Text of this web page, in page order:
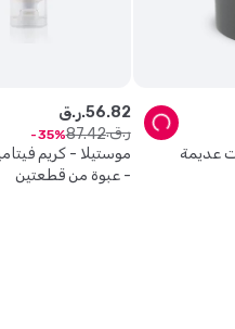
عديمة
- عبوة من قطعتين
ر.ق.56.82
ر.ق.
87.42
35